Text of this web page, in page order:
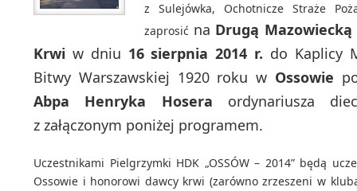
z Sulejówka, Ochotnicze Straże
zaprosić na Drugą
Krwi w dniu 16 sierpnia 2014 r. do Kaplicy
Bitwy Warszawskiej 1920 roku w Ossowie
Abpa Henryka Hosera ordynariusza
z załączonym poniżej programem.
Uczestnikami Pielgrzymki HDK „OSSÓW – 2014” będą
Ossowie i honorowi dawcy krwi (zarówno zrzeszeni w